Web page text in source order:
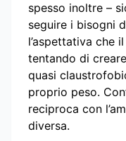
spesso inoltre –
seguire i bisogni
l’aspettativa che
tentando di
quasi
proprio peso.
reciproca con
diversa.